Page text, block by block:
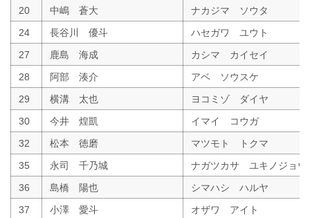
20 中嶋 蒼大
ナカジマ ソウタ
24
長谷川 優斗
ハセガワ ユウト
27
鹿島 海成
カシマ カイセイ
28
阿部 湊介
アベ ソウスケ
29
横溝 太也
ヨコミゾ ダイヤ
30
今井 煌凱
イマイ コウガ
32
松本 徳磨
マツモト トクマ
35
永司 千乃城
ナガツカサ ユキノジョウ
36
島橋 陽也
シマハシ ハルヤ
37
小澤 愛斗
オザワ アイト